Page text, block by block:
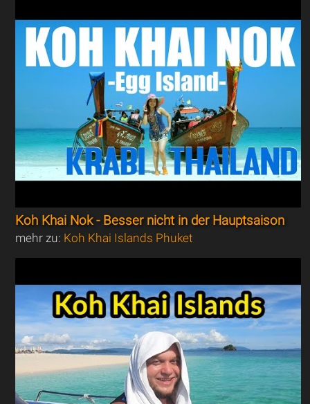
Koh Khai Nok - Besser nicht in der Hauptsaison
mehr zu: Koh Khai Islands Phuket